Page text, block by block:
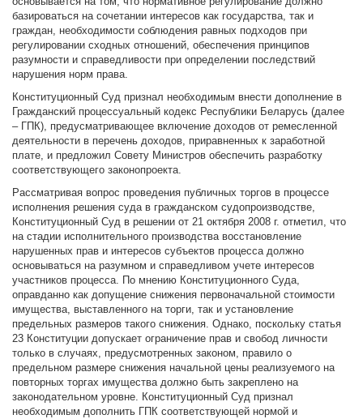
базироваться на сочетании интересов как государства, так и
граждан, необходимости соблюдения равных подходов при
регулировании сходных отношений, обеспечения принципов
разумности и справедливости при определении последствий
нарушения норм права.
Конституционный Суд признал необходимым внести дополнение в
Гражданский процессуальный кодекс Республики Беларусь (далее
– ГПК), предусматривающее включение доходов от ремесленной
деятельности в перечень доходов, приравненных к заработной
плате, и предложил Совету Министров обеспечить разработку
соответствующего законопроекта.
Рассматривая вопрос проведения публичных торгов в процессе
исполнения решения суда в гражданском судопроизводстве,
Конституционный Суд в решении от 21 октября 2008 г. отметил, что
на стадии исполнительного производства восстановление
нарушенных прав и интересов субъектов процесса должно
основываться на разумном и справедливом учете интересов
участников процесса. По мнению Конституционного Суда,
оправданно как допущение снижения первоначальной стоимости
имущества, выставленного на торги, так и установление
предельных размеров такого снижения. Однако, поскольку статья
23 Конституции допускает ограничение прав и свобод личности
только в случаях, предусмотренных законом, правило о
предельном размере снижения начальной цены реализуемого на
повторных торгах имущества должно быть закреплено на
законодательном уровне. Конституционный Суд признал
необходимым дополнить ГПК соответствующей нормой и